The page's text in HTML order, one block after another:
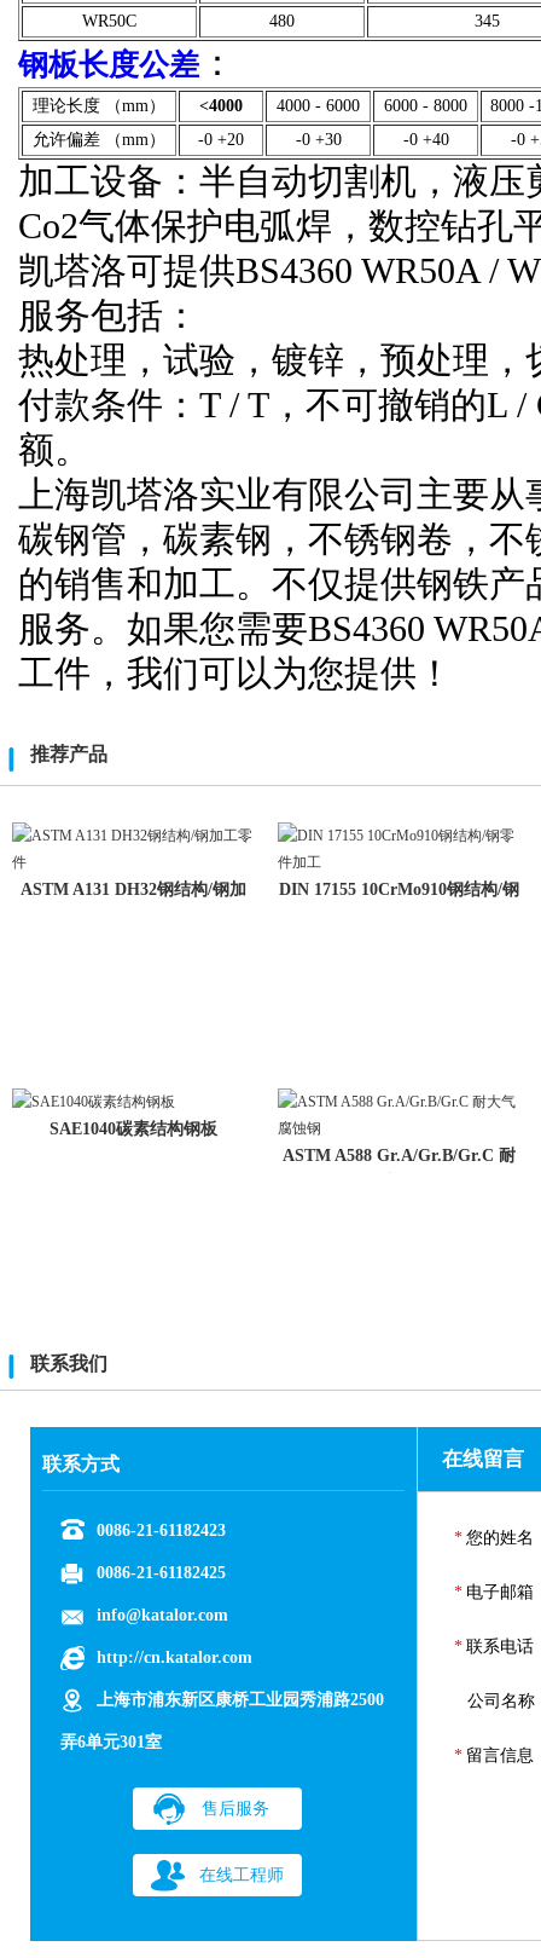
WR50C
480 345
钢板长度公差 ：
理论长度 （mm） ˂4000 4000 - 6000 6000 - 8000
8000 -
允许偏差 （mm）
-0 +20 -0 +30 -0 +40 -0
加工设备：半自动切割机，液
Co2气体保护电弧焊，数控钻孔
凯塔洛可提供BS4360 WR50A /
服务包括：
热处理，试验，镀锌，预处理，
付款条件：T / T，不可撤销的L
额。
上海凯塔洛实业有限公司主要
碳钢管，碳素钢，不锈钢卷，
的销售和加工。不仅提供钢铁
服务。如果您需要BS4360
工件，我们可以为您提供！
推荐产品
ASTM A131 DH32钢结构/钢加
DIN 17155 10CrMo910钢结构/钢
SAE1040碳素结构钢板
ASTM A588 Gr.A/Gr.B/Gr.C 耐
联系我们
联系方式
0086-21-61182423
0086-21-61182425
info@katalor.com
http://cn.katalor.com
上海市浦东新区康桥工业园秀浦路2500
弄6单元301室
售后服务
在线工程师
在线留言
* 您的姓名
* 电子邮箱
* 联系电话
公司名称
* 留言信息